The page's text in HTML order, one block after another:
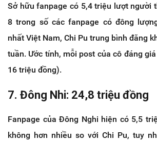
Sở hữu fanpage có 5,4 triệu lượt người
8 trong số các fanpage có đông
nhất Việt Nam, Chi Pu trung bình đăng
tuần. Ước tính, mỗi post của cô đáng
16 triệu đồng).
7. Đông Nhi: 24,8 triệu đồng
Fanpage của Đông Nghi hiện có 5,5
không hơn nhiều so với Chi Pu, tuy